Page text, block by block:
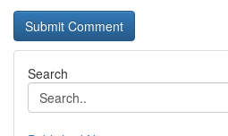
Search